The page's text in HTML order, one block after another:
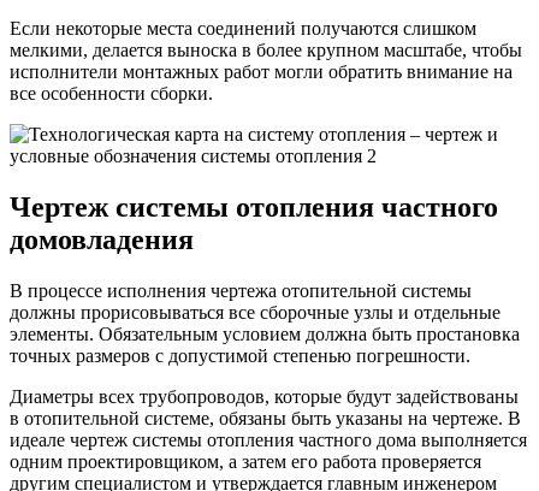
Если некоторые места соединений получаются слишком
мелкими, делается выноска в более крупном масштабе, чтобы
исполнители монтажных работ могли обратить внимание на
все особенности сборки.
Чертеж системы отопления частного
домовладения
В процессе исполнения чертежа отопительной системы
должны прорисовываться все сборочные узлы и отдельные
элементы. Обязательным условием должна быть простановка
точных размеров с допустимой степенью погрешности.
Диаметры всех трубопроводов, которые будут задействованы
в отопительной системе, обязаны быть указаны на чертеже. В
идеале чертеж системы отопления частного дома выполняется
одним проектировщиком, а затем его работа проверяется
другим специалистом и утверждается главным инженером